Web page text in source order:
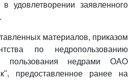
удовлетворении заявленного
.
материалов, приказом
по недропользованию
пользования недрами ОАО
предоставленное ранее на